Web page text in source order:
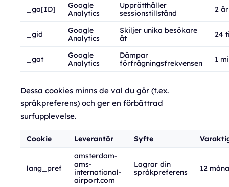
_ga[ID]
Google
Analytics
Upprätthåller
sessionstillstånd
2 år
_gid
Google
Analytics
Skiljer unika besökare
åt
24
_gat
Google
Analytics
Dämpar
förfrågningsfrekvensen
1
Dessa cookies minns de val du gör (t.ex.
språkpreferens) och ger en förbättrad
surfupplevelse.
Cookie Leverantör Syfte
lang_pref
amsterdam-
ams-
international-
airport.com
Lagrar din
språkpreferens
12